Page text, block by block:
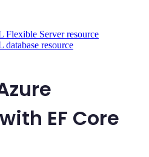
Flexible Server resource
database resource
EF Core